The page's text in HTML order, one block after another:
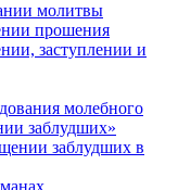
молитвы
прошения
заступлении и
молебного
заблудших»
заблудших в